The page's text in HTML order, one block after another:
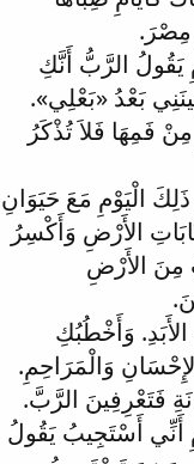
مِصْرَ.
يَقُولُ الرَّبُّ أَنَّكِ
بَعْدُ «بَعْلِي».
فَمِهَا فَلاَ تُذْكَرُ
الْيَوْمِ مَعَ حَيَوَانِ
الأَرْضِ وَأَكْسِرُ
مِنَ الأَرْضِ
وَأَخْطُبُكِ
وَالْمَرَاحِمِ.
فَتَعْرِفِينَ الرَّبَّ.
أَنِّي أَسْتَجِيبُ يَقُولُ